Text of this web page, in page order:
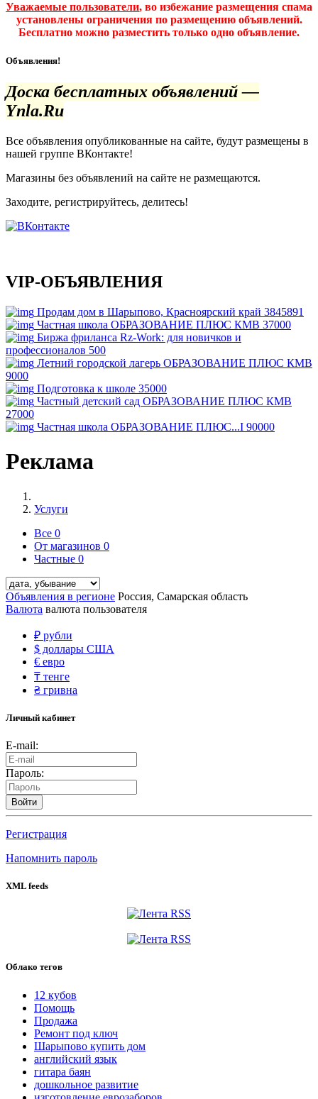
Уважаемые пользователи, во избежание размещения спама
установлены ограничения по размещению объявлений.
Бесплатно можно разместить только одно объявление.
Объявления!
Доска бесплатных объявлений —
Ynla.Ru
Все объявления опубликованные на сайте, будут размещены в
нашей группе ВКонтакте!
Магазины без объявлений на сайте не размещаются.
Заходите, регистрируйтесь, делитесь!
VIP-ОБЪЯВЛЕНИЯ
Продам дом в Шарыпово, Красноярский край 3845891
Частная школа ОБРАЗОВАНИЕ ПЛЮС КМВ 37000
Биржа фриланса Rz-Work: для новичков и
профессионалов 500
Летний городской лагерь ОБРАЗОВАНИЕ ПЛЮС КМВ
9000
Подготовка к школе 35000
Частный детский сад ОБРАЗОВАНИЕ ПЛЮС КМВ
27000
Частная школа ОБРАЗОВАНИЕ ПЛЮС...I 90000
Реклама
Услуги
Все 0
От магазинов 0
Частные 0
Объявления в регионе Россия, Самарская область
Валюта валюта пользователя
₽ рубли
$ доллары США
€ евро
₸ тенге
₴ гривна
Личный кабинет
E-mail:
Пароль:
Войти
Регистрация
Напомнить пароль
XML feeds
Облако тегов
12 кубов
Помощь
Продажа
Ремонт под ключ
Шарыпово купить дом
английский язык
гитара баян
дошкольное развитие